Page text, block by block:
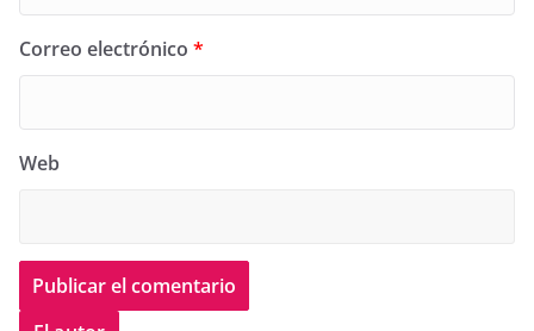
Correo electrónico *
Web